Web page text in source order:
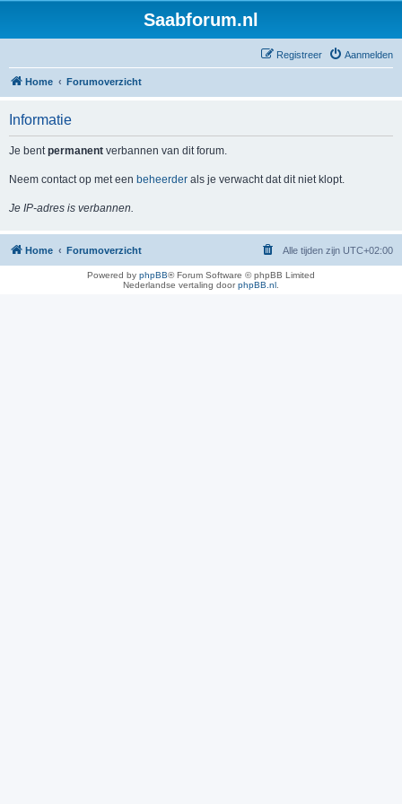
Saabforum.nl
Aanmelden
Registreer
Home Forumoverzicht
Informatie
Je bentpermanent verbannen van dit forum.
Neem contact op met een beheerder als je verwacht dat dit niet klopt.
Je IP-adres is verbannen.
Home Forumoverzicht Alle tijden zijn UTC+02:00
Powered by phpBB® Forum Software © phpBB Limited
Nederlandse vertaling doorphpBB.nl